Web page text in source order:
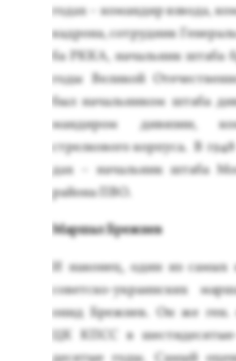
го­дах – ко­ман­дир взво­да,
кадро­на, сот­рудник
ба РККА, на­чаль­ник шта­ба
го­ды Ве­ликой
был на­чаль­ни­ком шта­ба
ман­ди­ром ди­визии,
стрел­ко­вого кор­пу­са. В
дах – на­чаль­ник шта­ба
рай­она ПВО.
Мар­шал Бреж­нев
И на­конец, один из са­мых
со­вет­ско-ук­ра­ин­ских
онид Бреж­нев. Он же ген.
ЦК КПСС в